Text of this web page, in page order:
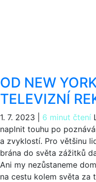
OD NEW
TELEVIZNÍ
1. 7. 2023 6 minut čtení
naplnit touhu po
a zvyklostí. Pro většinu
brána do světa zážitků
Ani my nezůstaneme
na cestu kolem světa za